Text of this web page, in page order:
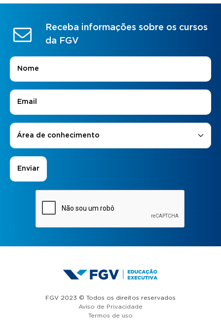
Receba informações sobre os cursos
da FGV
Nome
E-mail
Áreas de Interesse
Área de conhecimento
FGV 2023 © Todos os direitos reservados
Aviso de Privacidade
Termos de uso